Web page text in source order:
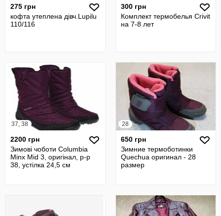
275 грн
кофта утеплена дівч.Lupilu
110/116
300 грн
Комплект термобелья Crivit
на 7-8 лет
37, 38
2200 грн
Зимові чоботи Columbia
Minx Mid 3, оригінал, р-р
38, устілка 24,5 см
28
650 грн
Зимние термоботинки
Quechua оригинал - 28
размер